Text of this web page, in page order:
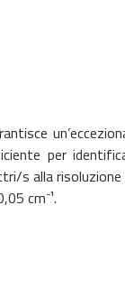
per
s alla
cm⁻¹.